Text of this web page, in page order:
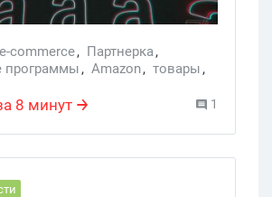
e-commerce, Партнерка,
программы, Amazon, товары,
,Amazon Associates
8 минут 1